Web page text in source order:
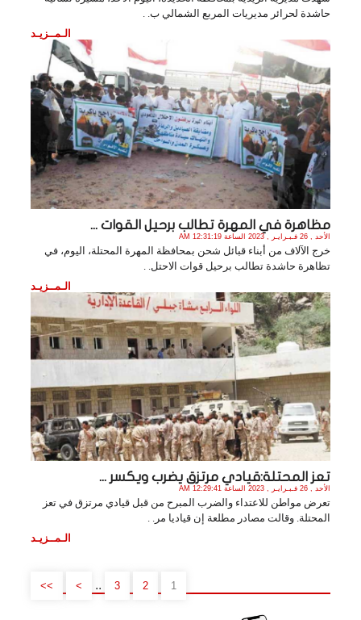
حاشدة لحرائر مديريات المربع الشمالي ب. .
الـمــزيـد
مظاهرة في المهرة تطالب برحيل القوات ...
الأحد , 26 فـبـرايـر , 2023 الساعة 12:31:19 AM
خرج الآلاف من أبناء قبائل شحن بمحافظة المهرة المحتلة، اليوم، في
تظاهرة حاشدة تطالب برحيل قوات الاحتل. .
الـمــزيـد
تعز المحتلة:قيادي مرتزق يضرب ويكسر ...
الأحد , 26 فـبـرايـر , 2023 الساعة 12:29:41 AM
تعرض مواطن للاعتداء والضرب المبرح من قبل قيادي مرتزق في تعز
المحتلة. وقالت مصادر مطلعة إن قياديا مر. .
الـمــزيـد
1
2
3
..
>
>>